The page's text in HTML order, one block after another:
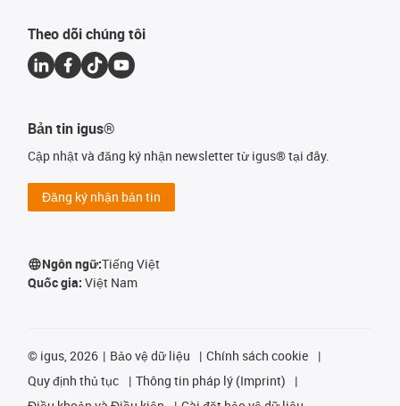
Theo dõi chúng tôi
Bản tin igus®
Cập nhật và đăng ký nhận newsletter từ igus® tại đây.
Đăng ký nhận bản tin
Ngôn ngữ:Tiếng Việt
Quốc gia: Việt Nam
© igus, 2026 Bảo vệ dữ liệu
Chính sách cookie
Quy định thủ tục
Thông tin pháp lý (Imprint)